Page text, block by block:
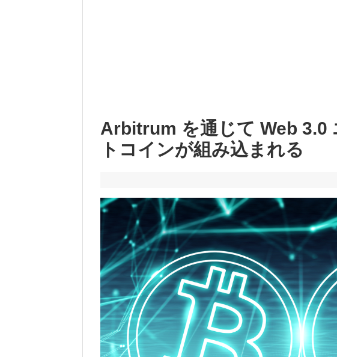
Arbitrum を通じて Web 3.0
トコインが組み込まれる